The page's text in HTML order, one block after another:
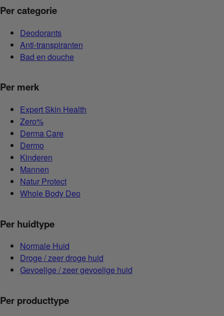
Per categorie
Deodorants
Anti-transpiranten
Bad en douche
Per merk
Expert Skin Health
Zero%
Derma Care
Dermo
Kinderen
Mannen
Natur Protect
Whole Body Deo
Per huidtype
Normale Huid
Droge / zeer droge huid
Gevoelige / zeer gevoelige huid
Per producttype